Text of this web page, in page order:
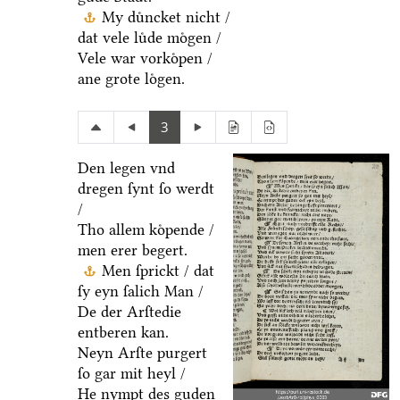
My duͤncket nicht /
dat vele luͤde moͤgen /
Vele war vorkoͤpen /
ane grote loͤgen.
3
Den legen vnd
dregen ſynt ſo werdt
/
Tho allem koͤpende /
men erer begert.
Men ſprickt / dat
ſy eyn ſalich Man /
De der Arſtedie
entberen kan.
Neyn Arſte purgert
ſo gar mit heyl /
He nympt des guden